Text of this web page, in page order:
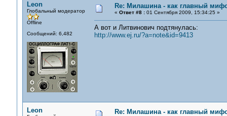
Leon
Глобальный модератор
Offline
Сообщений: 6,482
Re: Милашина - как главный
« Ответ #8 :01 Сентября 2009, 15:34:25 »
А вот и Литвинович подтянулась:
http://www.ej.ru/?a=note&id=9413
Leon Re: Милашина - как главный